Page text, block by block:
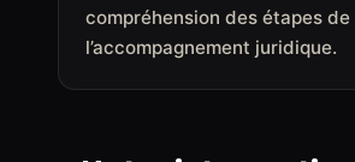
compréhension des étapes de
l’accompagnement juridique.